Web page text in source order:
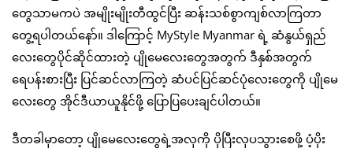
တွေသာမကပဲ အမျိုးမျိုးတီထွင်ပြီး ဆန်းသစ်စွာကျစ်လာကြတာ
တွေ့ရပါတယ်နော်။ ဒါကြောင့် MyStyle Myanmar ရဲ့ ဆံနွယ်ရှည်
လေးတွေပိုင်ဆိုင်ထားတဲ့ ပျိုမေလေးတွေအတွက် ဒီနှစ်အတွက်
ရေပန်းစားပြီး ပြင်ဆင်လာကြတဲ့ ဆံပင်ပြင်ဆင်ပုံလေးတွေကို ပျိုမေ
လေးတွေ အိုင်ဒီယာယူနိုင်ဖို့ ပြောပြပေးချင်ပါတယ်။
ဒီတခါမှာတော့ ပျိုမေလေးတွေရဲ့အလှကို ပိုပြီးလှပသွားစေဖို့ ပံ့ပိုး